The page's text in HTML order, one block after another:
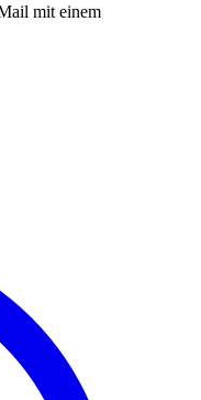
mit einem